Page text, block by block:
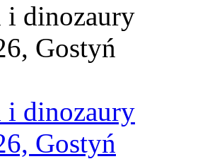
i dinozaury
Gostyń
i dinozaury
Gostyń